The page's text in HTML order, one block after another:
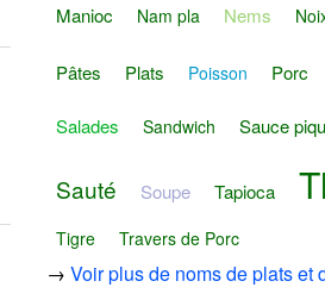
Manioc Nam pla Nems
Pâtes Plats Poisson Porc
Salades Sandwich Sauce
Sauté Soupe Tapioca
Tigre Travers de Porc
→Voir plus de noms de plats et